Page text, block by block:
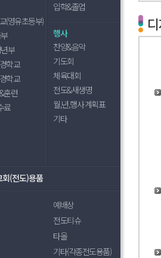
(영유초등부)
부
학교
학교
훈련
료
입학&졸업
행사
찬양&음악
기도회
체육대회
전도&새생명
월,년,행사 계획표
기타
회(전도)용품
예배상
전도티슈
타올
기타(각종전도용품)